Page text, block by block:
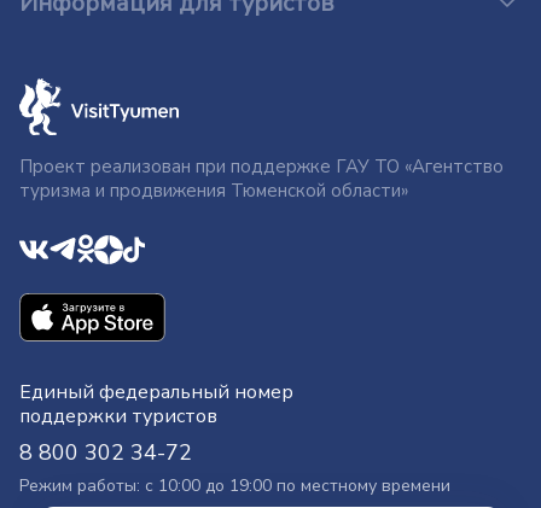
Проект реализован при поддержке ГАУ ТО «Агентство
туризма и продвижения Тюменской области»
Единый федеральный номер
поддержки туристов
8 800 302 34-72
Режим работы: с 10:00 до 19:00 по местному времени